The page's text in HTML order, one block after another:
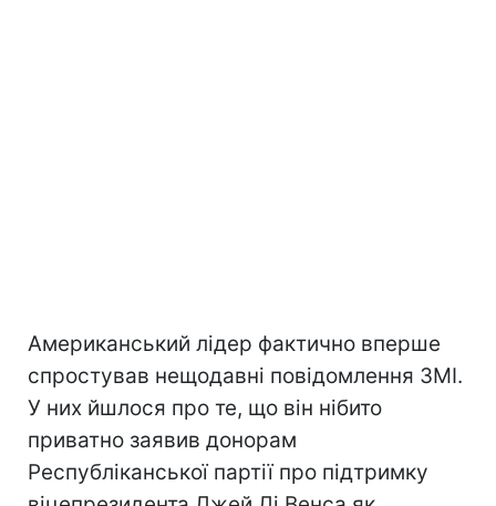
Американський лідер фактично вперше
спростував нещодавні повідомлення ЗМІ.
У них йшлося про те, що він нібито
приватно заявив донорам
Республіканської партії про підтримку